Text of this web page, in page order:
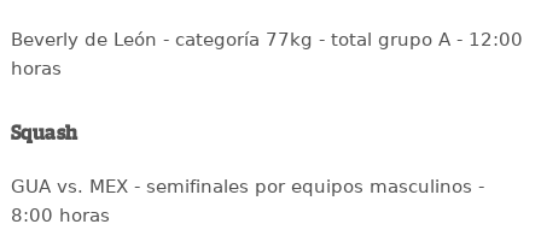
Beverly de León - categoría 77kg - total grupo A - 12:00
horas
Squash
GUA vs. MEX - semifinales por equipos masculinos -
8:00 horas